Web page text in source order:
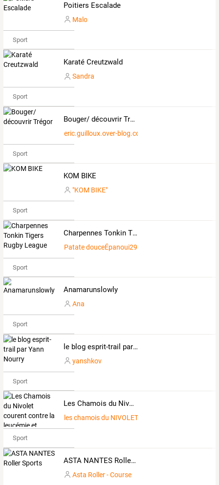
Poitiers Escalade
Malo
Sport
Karaté Creutzwald
Sandra
Sport
Bouger/ découvrir Trégor
eric.guilloux.over-blog.com
Sport
KOM BIKE
"KOM BIKE"
Sport
Charpennes Tonkin Tigers Rugby League
Patate douceÉpanoui2967368
Sport
Anamarunslowly
Ana
Sport
le blog esprit-trail par Yann Nourry
yanshkov
Sport
Les Chamois du Nivolet courent contre la leucémie et VOUS...?
les chamois du NIVOLET
Sport
ASTA NANTES Roller Sports
Asta Roller - Course